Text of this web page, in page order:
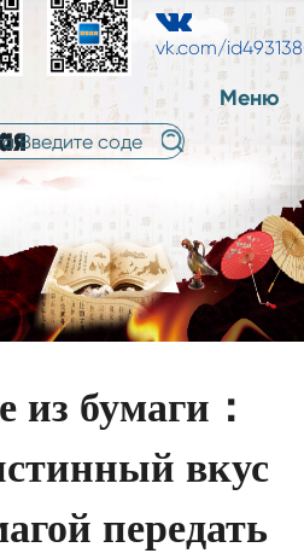
русский
中
文
vk.com/
Меню
из бумаги：
вкус
передать